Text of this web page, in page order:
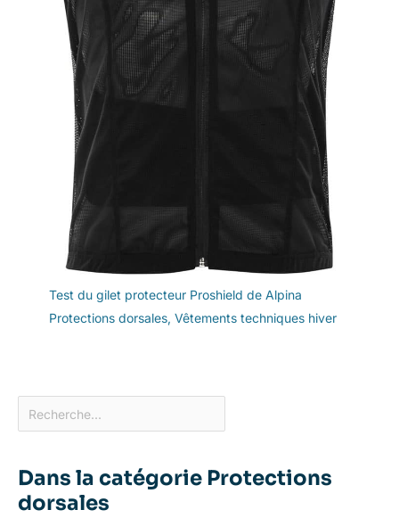
Test du gilet protecteur Proshield de Alpina
Protections dorsales, Vêtements techniques hiver
Dans la catégorie Protections
dorsales